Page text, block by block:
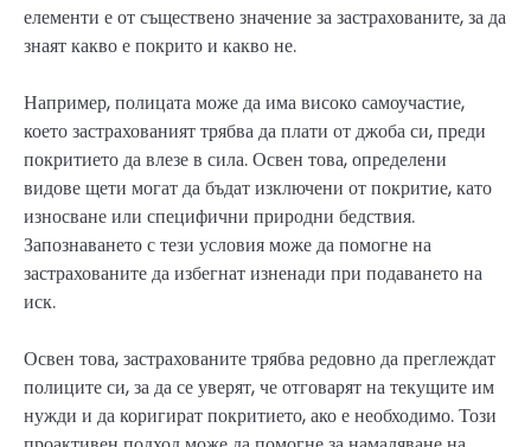
елементи е от съществено значение за застрахованите, за да
знаят какво е покрито и какво не.
Например, полицата може да има високо самоучастие,
което застрахованият трябва да плати от джоба си, преди
покритието да влезе в сила. Освен това, определени
видове щети могат да бъдат изключени от покритие, като
износване или специфични природни бедствия.
Запознаването с тези условия може да помогне на
застрахованите да избегнат изненади при подаването на
иск.
Освен това, застрахованите трябва редовно да преглеждат
полиците си, за да се уверят, че отговарят на текущите им
нужди и да коригират покритието, ако е необходимо. Този